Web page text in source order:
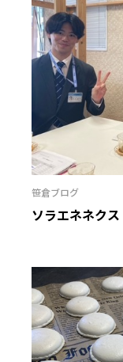
笹倉ブログ
ソラエネネクス